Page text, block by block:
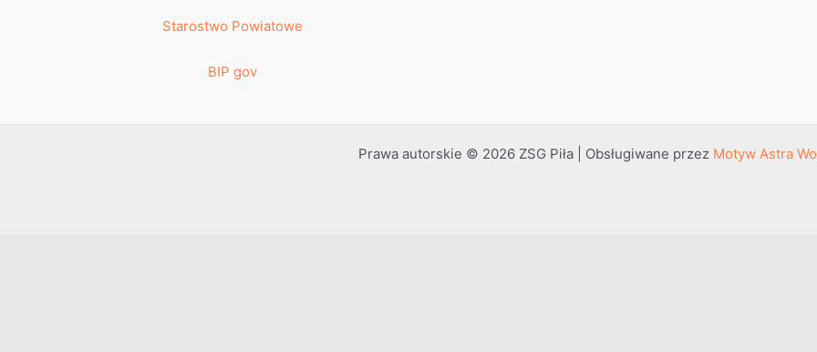
Starostwo Powiatowe
BIP gov
Prawa autorskie © 2026 ZSG Piła | Obsługiwane przez Motyw Astra